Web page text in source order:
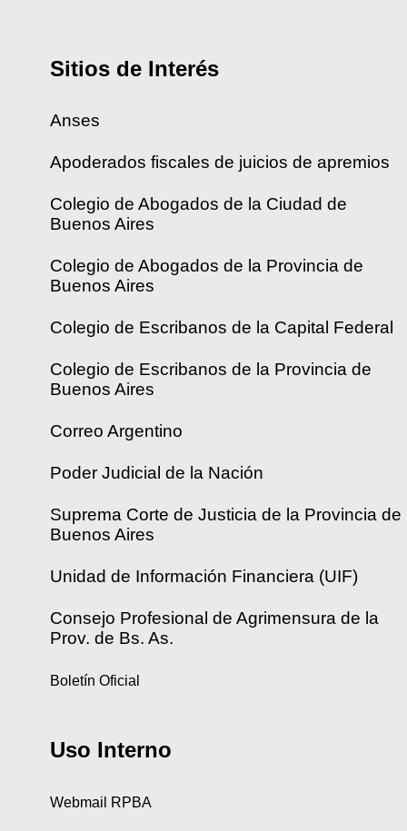
Sitios de Interés
Anses
Apoderados fiscales de juicios de apremios
Colegio de Abogados de la Ciudad de
Buenos Aires
Colegio de Abogados de la Provincia de
Buenos Aires
Colegio de Escribanos de la Capital Federal
Colegio de Escribanos de la Provincia de
Buenos Aires
Correo Argentino
Poder Judicial de la Nación
Suprema Corte de Justicia de la Provincia de
Buenos Aires
Unidad de Información Financiera (UIF)
Consejo Profesional de Agrimensura de la
Prov. de Bs. As.
Boletín Oficial
Uso Interno
Webmail RPBA